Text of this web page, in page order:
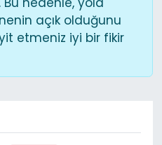
açık olduğunu
etmeniz iyi bir fikir